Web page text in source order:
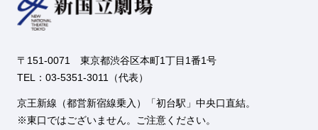
〒151-0071 東京都渋谷区本町1丁目1番1号
TEL：03-5351-3011（代表）
京王新線（都営新宿線乗入）「初台駅」中央口直結。
東口ではございません。ご注意ください。